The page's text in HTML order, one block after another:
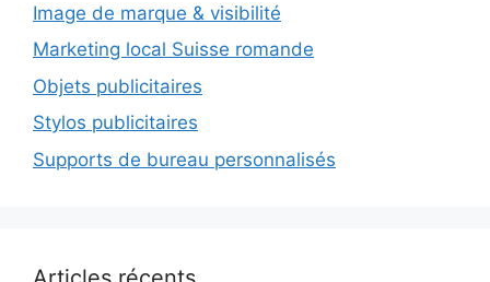
Image de marque & visibilité
Marketing local Suisse romande
Objets publicitaires
Stylos publicitaires
Supports de bureau personnalisés